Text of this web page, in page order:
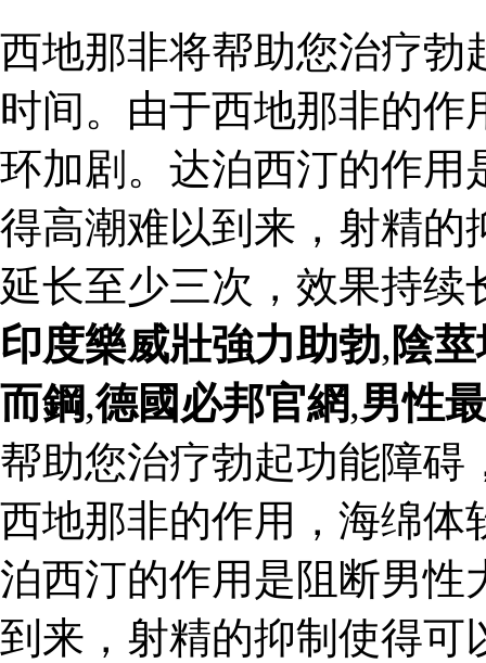
西地那非将帮助您治疗勃
时间。由于西地那非的
环加剧。达泊西汀的作用
得高潮难以到来，射精的
延长至少三次，效果持续
印度樂威壯強力助勃, 陰
而鋼,德國必邦官網,男性
帮助您治疗勃起功能障碍
西地那非的作用，海绵体
泊西汀的作用是阻断男性
到来，射精的抑制使得可